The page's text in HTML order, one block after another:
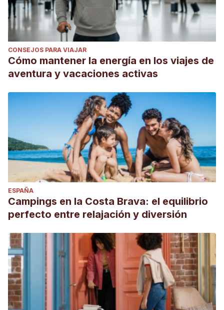
CONSEJOS PARA VIAJAR
Cómo mantener la energía en los viajes de
aventura y vacaciones activas
ESPAÑA
Campings en la Costa Brava: el equilibrio
perfecto entre relajación y diversión